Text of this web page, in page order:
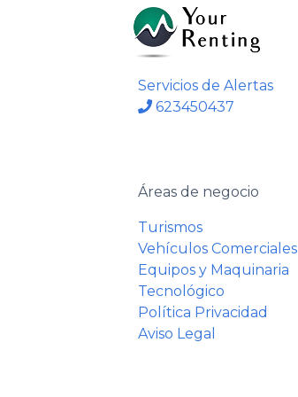
Servicios de Alertas
623450437
Áreas de negocio
Turismos
Vehículos Comerciales
Equipos y Maquinaria
Tecnológico
Política Privacidad
Aviso Legal